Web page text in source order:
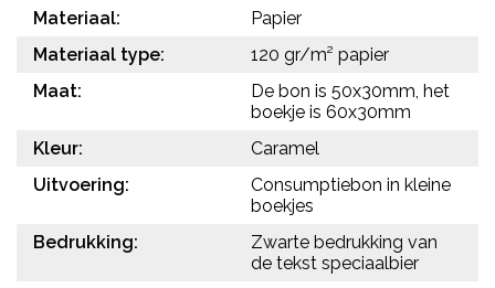
Materiaal:
Papier
Materiaal type:
120 gr/m² papier
Maat:
De bon is 50x30mm, het
boekje is 60x30mm
Kleur:
Caramel
Uitvoering:
Consumptiebon in kleine
boekjes
Bedrukking:
Zwarte bedrukking van
de tekst speciaalbier